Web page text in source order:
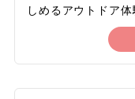
しめるアウトドア
谷源流トレッキン
朝の熱気球体験は
40mまで上昇し、